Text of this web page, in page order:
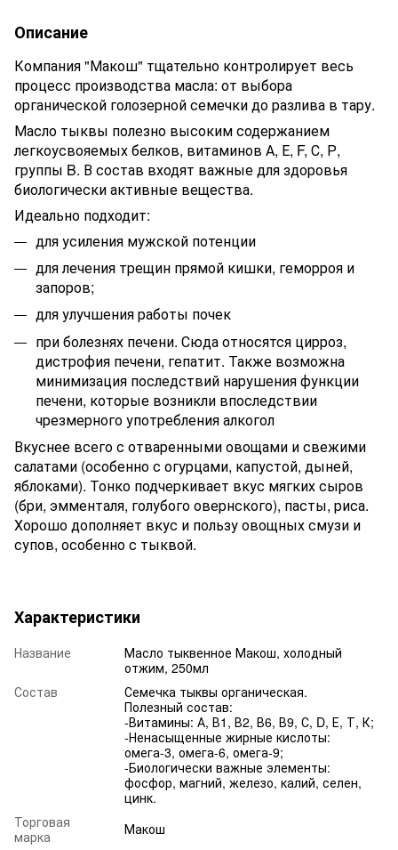
Описание
Компания "Макош" тщательно контролирует весь
процесс производства масла: от выбора
органической голозерной семечки до разлива в тару.
Масло тыквы полезно высоким содержанием
легкоусвояемых белков, витаминов А, Е, F, С, Р,
группы B. В состав входят важные для здоровья
биологически активные вещества.
Идеально подходит:
для усиления мужской потенции
для лечения трещин прямой кишки, геморроя и
запоров;
для улучшения работы почек
при болезнях печени. Сюда относятся цирроз,
дистрофия печени, гепатит. Также возможна
минимизация последствий нарушения функции
печени, которые возникли впоследствии
чрезмерного употребления алкогол
Вкуснее всего с отваренными овощами и свежими
салатами (особенно с огурцами, капустой, дыней,
яблоками). Тонко подчеркивает вкус мягких сыров
(бри, эмменталя, голубого овернского), пасты, риса.
Хорошо дополняет вкус и пользу овощных смузи и
супов, особенно с тыквой.
Характеристики
Название
Масло тыквенное Макош, холодный
отжим, 250мл
Состав
Семечка тыквы органическая.
Полезный состав:
-Витамины: А, В1, В2, В6, В9, С, D, Е, Т, К;
-Ненасыщенные жирные кислоты:
омега-3, омега-6, омега-9;
-Биологически важные элементы:
фосфор, магний, железо, калий, селен,
цинк.
Торговая
марка
Макош